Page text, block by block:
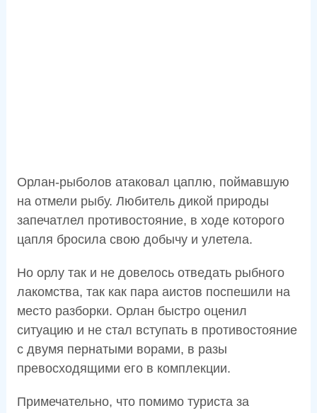
Орлан-рыболов атаковал цаплю, поймавшую
на отмели рыбу. Любитель дикой природы
запечатлел противостояние, в ходе которого
цапля бросила свою добычу и улетела.
Но орлу так и не довелось отведать рыбного
лакомства, так как пара аистов поспешили на
место разборки. Орлан быстро оценил
ситуацию и не стал вступать в противостояние
с двумя пернатыми ворами, в разы
превосходящими его в комплекции.
Примечательно, что помимо туриста за